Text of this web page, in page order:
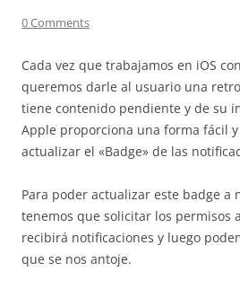
0 Comments
Cada vez que trabajamos en iOS
queremos darle al usuario una
tiene contenido pendiente y de su
Apple proporciona una forma fácil
actualizar el «Badge» de las
Para poder actualizar este badge
tenemos que solicitar los permisos
recibirá notificaciones y luego
que se nos antoje.